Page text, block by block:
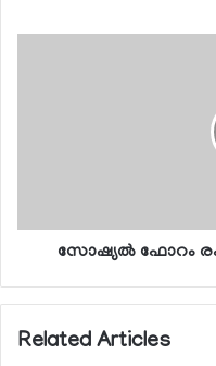
സോഷ്യല്‍ ഫോറം
Related Articles